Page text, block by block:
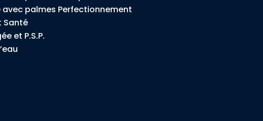
avec palmes Perfectionnement
Santé
et P.S.P.